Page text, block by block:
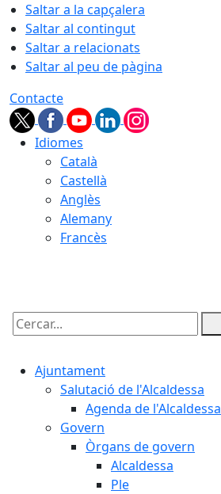
Saltar a la capçalera
Saltar al contingut
Saltar a relacionats
Saltar al peu de pàgina
Contacte
Idiomes
Català
Castellà
Anglès
Alemany
Francès
Cercar:
Ajuntament
Salutació de l'Alcaldessa
Agenda de l'Alcaldessa
Govern
Òrgans de govern
Alcaldessa
Ple